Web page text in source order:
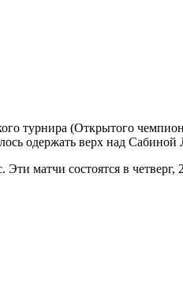
турнира (Открытого
одержать верх над
матчи состоятся в